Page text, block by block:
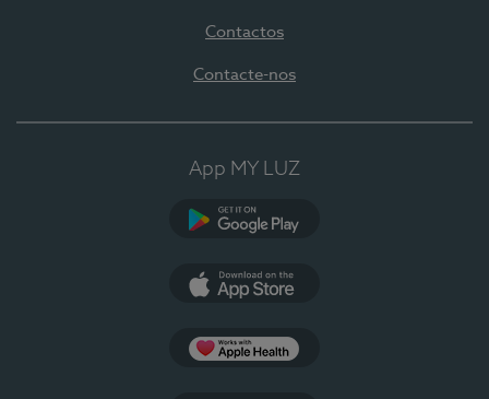
Contactos
Contacte-nos
App MY LUZ